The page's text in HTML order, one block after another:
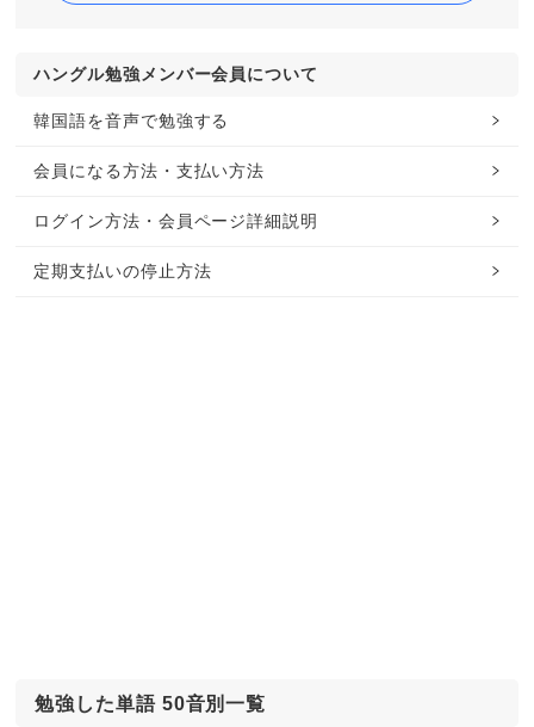
ハングル勉強メンバー会員について
韓国語を音声で勉強する
会員になる方法・支払い方法
ログイン方法・会員ページ詳細説明
定期支払いの停止方法
勉強した単語 50音別一覧